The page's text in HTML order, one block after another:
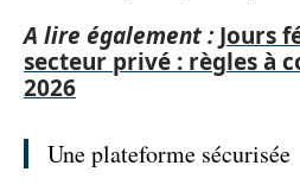
A lire également : Jours
secteur privé : règles à
2026
Une plateforme sécurisée